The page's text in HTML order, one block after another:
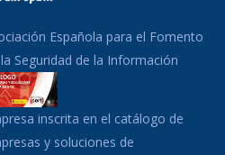
Española para el Fomento
Seguridad de la Información
inscrita en el catálogo de
y soluciones de